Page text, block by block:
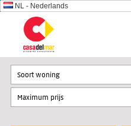
NL - Nederlands
Soort woning